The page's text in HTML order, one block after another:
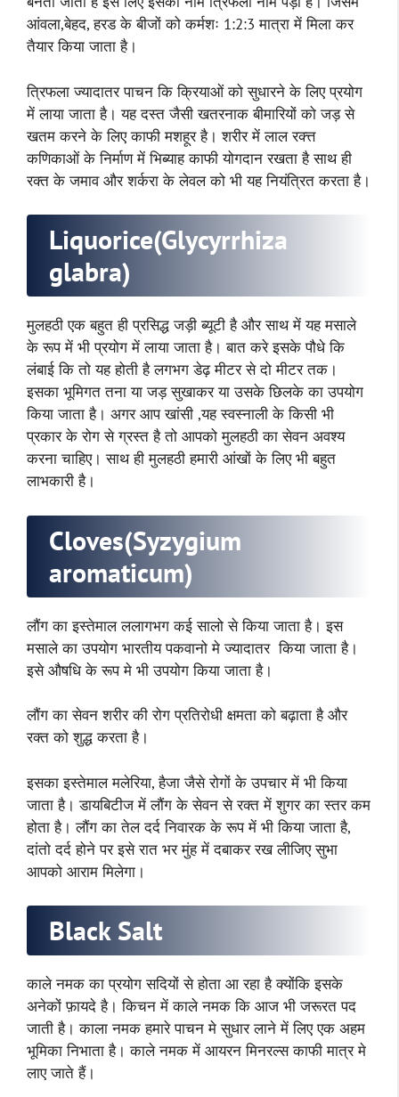
आंवला,बेहद, हरड के बीजों को कर्मशः 1:2:3 मात्रा में मिला कर
तैयार किया जाता है।
त्रिफला ज्यादातर पाचन कि क्रियाओं को सुधारने के लिए प्रयोग
में लाया जाता है। यह दस्त जैसी खतरनाक बीमारियों को जड़ से
खतम करने के लिए काफी मशहूर है। शरीर में लाल रक्त्त
कणिकाओं के निर्माण में भिब्याह काफी योगदान रखता है साथ ही
रक्त के जमाव और शर्करा के लेवल को भी यह नियंत्रित करता है।
Liquorice(Glycyrrhiza
glabra)
मुलहठी एक बहुत ही प्रसिद्ध जड़ी ब्यूटी है और साथ में यह मसाले
के रूप में भी प्रयोग में लाया जाता है। बात करे इसके पौधे कि
लंबाई कि तो यह होती है लगभग डेढ़ मीटर से दो मीटर तक।
इसका भूमिगत तना या जड़ सुखाकर या उसके छिलके का उपयोग
किया जाता है। अगर आप खांसी ,यह स्वस्नाली के किसी भी
प्रकार के रोग से ग्रस्त है तो आपको मुलहठी का सेवन अवश्य
करना चाहिए। साथ ही मुलहठी हमारी आंखों के लिए भी बहुत
लाभकारी है।
Cloves(Syzygium
aromaticum)
लौंग का इस्तेमाल ललागभग कई सालो से किया जाता है। इस
मसाले का उपयोग भारतीय पकवानो मे ज्यादातर किया जाता है।
इसे औषधि के रूप मे भी उपयोग किया जाता है।
लौंग का सेवन शरीर की रोग प्रतिरोधी क्षमता को बढ़ाता है और
रक्त को शुद्ध करता है।
इसका इस्तेमाल मलेरिया, हैजा जैसे रोगों के उपचार में भी किया
जाता है। डायबिटीज में लौंग के सेवन से रक्त में शुगर का स्तर कम
होता है। लौंग का तेल दर्द निवारक के रूप में भी किया जाता है,
दांतो दर्द होने पर इसे रात भर मुंह में दबाकर रख लीजिए सुभा
आपको आराम मिलेगा।
Black Salt
काले नमक का प्रयोग सदियों से होता आ रहा है क्योंकि इसके
अनेकों फ़ायदे है। किचन में काले नमक कि आज भी जरूरत पद
जाती है। काला नमक हमारे पाचन मे सुधार लाने में लिए एक अहम
भूमिका निभाता है। काले नमक में आयरन मिनरल्स काफी मात्र मे
लाए जाते हैं।